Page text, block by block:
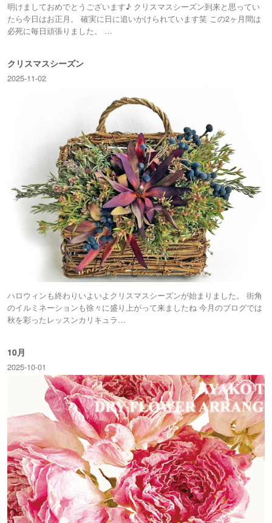
明けましておめでとうございます♪ クリスマスシーズン到来と思ってい
たら今日はお正月。 確実に日に追いかけられています笑 この2ヶ月間は
必死に毎日頑張りました。 …
クリスマスシーズン
2025-11-02
ハロウィンも終わりいよいよクリスマスシーズンが始まりました。 街角
のイルミネーションも徐々に盛り上がって来ましたね 今月のブログでは
秋を彩ったレッスンカリキュラ…
10月
2025-10-01